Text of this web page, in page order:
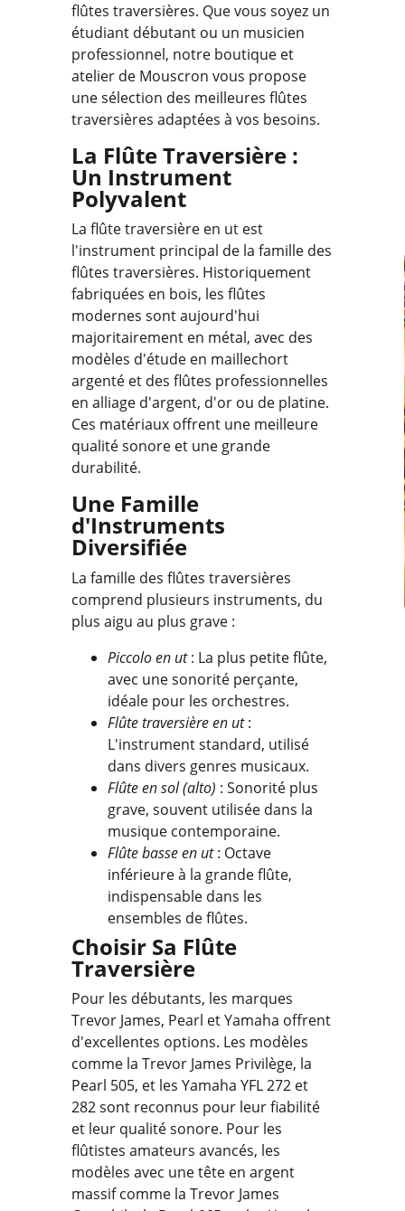
flûtes traversières. Que vous soyez un
étudiant débutant ou un musicien
professionnel, notre boutique et
atelier de Mouscron vous propose
une sélection des meilleures flûtes
traversières adaptées à vos besoins.
La Flûte Traversière :
Un Instrument
Polyvalent
La flûte traversière en ut est
l'instrument principal de la famille des
flûtes traversières. Historiquement
fabriquées en bois, les flûtes
modernes sont aujourd'hui
majoritairement en métal, avec des
modèles d'étude en maillechort
argenté et des flûtes professionnelles
en alliage d'argent, d'or ou de platine.
Ces matériaux offrent une meilleure
qualité sonore et une grande
durabilité.
Une Famille
d'Instruments
Diversifiée
La famille des flûtes traversières
comprend plusieurs instruments, du
plus aigu au plus grave :
Piccolo en ut: La plus petite flûte,
avec une sonorité perçante,
idéale pour les orchestres.
Flûte traversière en ut:
L'instrument standard, utilisé
dans divers genres musicaux.
Flûte en sol (alto) : Sonorité plus
grave, souvent utilisée dans la
musique contemporaine.
Flûte basse en ut: Octave
inférieure à la grande flûte,
indispensable dans les
ensembles de flûtes.
Choisir Sa Flûte
Traversière
Pour les débutants, les marques
Trevor James, Pearl et Yamaha offrent
d'excellentes options. Les modèles
comme la Trevor James Privilège, la
Pearl 505, et les Yamaha YFL 272 et
282 sont reconnus pour leur fiabilité
et leur qualité sonore. Pour les
flûtistes amateurs avancés, les
modèles avec une tête en argent
massif comme la Trevor James